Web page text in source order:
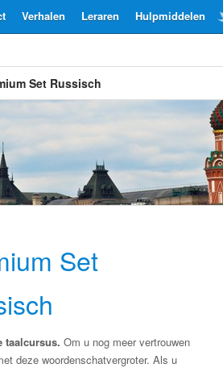
Hulpmiddelen
Leraren
Verhalen
Set Russisch
Set
taalcursus. Om u nog meer vertrouwen
deze woordenschatvergroter. Als u